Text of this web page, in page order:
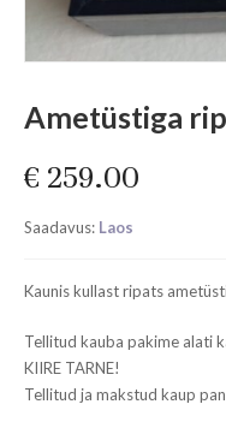
Ametüstiga
€ 259.00
Saadavus: Laos
Kaunis kullast ripats
Tellitud kauba pakime alati
KIIRE TARNE!
Tellitud ja makstud kaup